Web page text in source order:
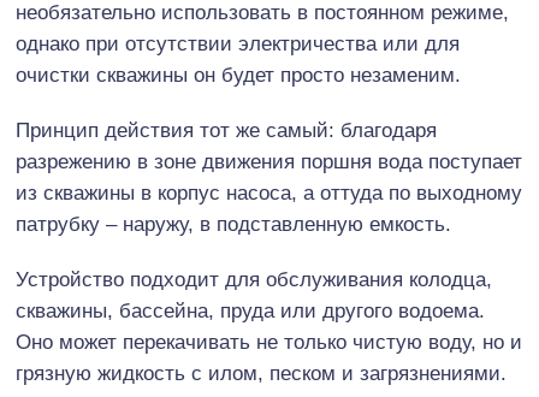
необязательно использовать в постоянном режиме,
однако при отсутствии электричества или для
очистки скважины он будет просто незаменим.
Принцип действия тот же самый: благодаря
разрежению в зоне движения поршня вода поступает
из скважины в корпус насоса, а оттуда по выходному
патрубку – наружу, в подставленную емкость.
Устройство подходит для обслуживания колодца,
скважины, бассейна, пруда или другого водоема.
Оно может перекачивать не только чистую воду, но и
грязную жидкость с илом, песком и загрязнениями.